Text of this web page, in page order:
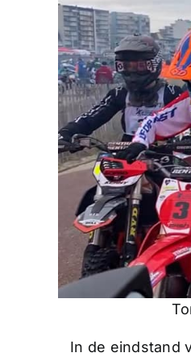
In de eindstand